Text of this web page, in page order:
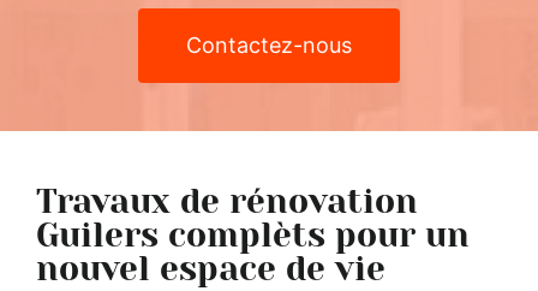
Contactez-nous
Travaux de rénovation
Guilers complèts pour un
nouvel espace de vie